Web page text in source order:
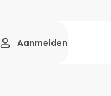
Aanmelden